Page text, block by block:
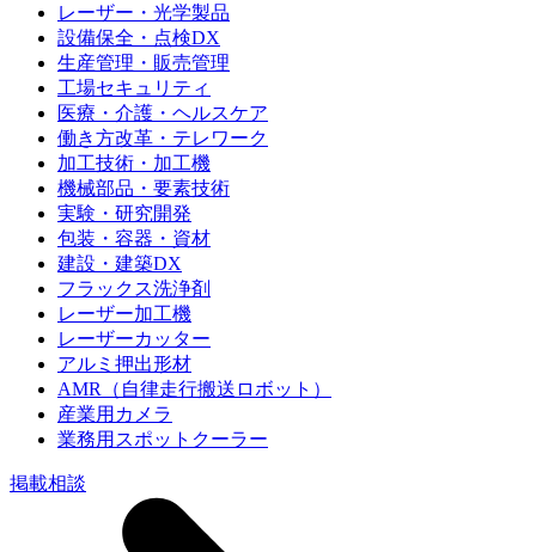
レーザー・光学製品
設備保全・点検DX
生産管理・販売管理
工場セキュリティ
医療・介護・ヘルスケア
働き方改革・テレワーク
加工技術・加工機
機械部品・要素技術
実験・研究開発
包装・容器・資材
建設・建築DX
フラックス洗浄剤
レーザー加工機
レーザーカッター
アルミ押出形材
AMR（自律走行搬送ロボット）
産業用カメラ
業務用スポットクーラー
掲載相談